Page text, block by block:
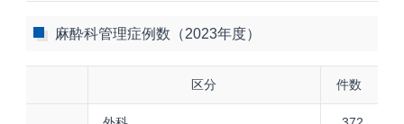
麻酔科管理症例数（2023年度）
区分 件数